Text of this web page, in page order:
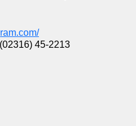
45-2213